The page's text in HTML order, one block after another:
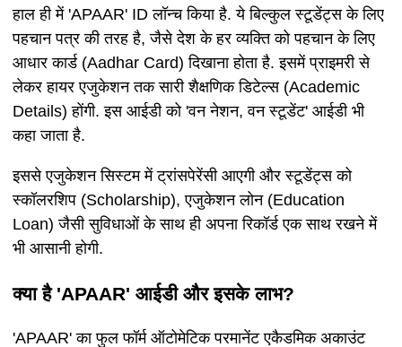
हाल ही में 'APAAR' ID लॉन्च किया है. ये बिल्कुल स्टूडेंट्स के लिए
पहचान पत्र की तरह है, जैसे देश के हर व्यक्ति को पहचान के लिए
आधार कार्ड (Aadhar Card) दिखाना होता है. इसमें प्राइमरी से
लेकर हायर एजुकेशन तक सारी शैक्षणिक डिटेल्स (Academic
Details) होंगी. इस आईडी को 'वन नेशन, वन स्टूडेंट' आईडी भी
कहा जाता है.
इससे एजुकेशन सिस्टम में ट्रांसपेरेंसी आएगी और स्टूडेंट्स को
स्कॉलरशिप (Scholarship), एजुकेशन लोन (Education
Loan) जैसी सुविधाओं के साथ ही अपना रिकॉर्ड एक साथ रखने में
भी आसानी होगी.
क्या है 'APAAR' आईडी और इसके लाभ?
'APAAR' का फुल फॉर्म ऑटोमेटिक परमानेंट एकैडमिक अकाउंट